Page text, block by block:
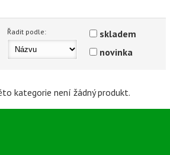
Řadit podle:
skladem
novinka
kategorie není žádný produkt.